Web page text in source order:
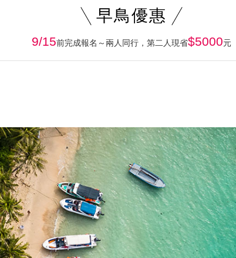
早鳥優惠
9/15前完成報名～兩人同行，第二人現省$5000元